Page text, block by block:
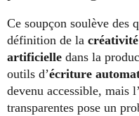
Ce soupçon soulève des
définition de la créativité
artificielle dans la
outils d’écriture
devenu accessible, mais
transparentes pose un